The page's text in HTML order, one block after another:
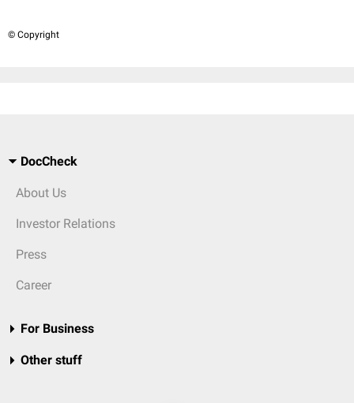
© Copyright
DocCheck
About Us
Investor Relations
Press
Career
For Business
Other stuff